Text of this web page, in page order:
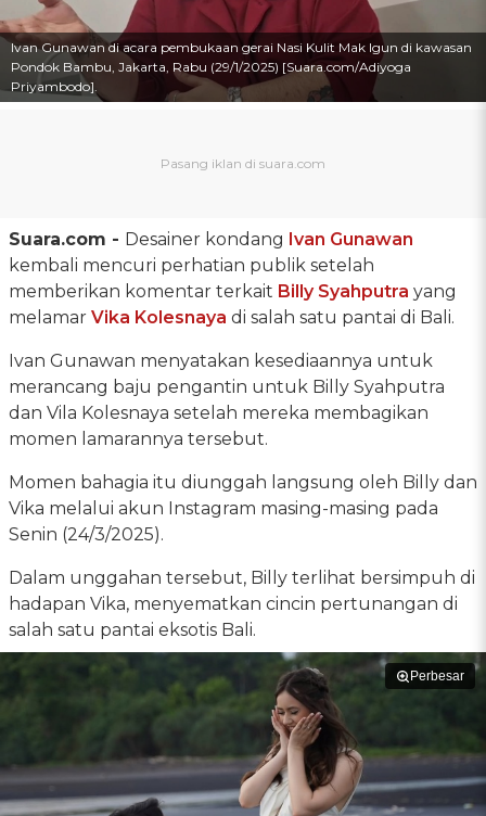
Ivan Gunawan di acara pembukaan gerai Nasi Kulit Mak Igun di kawasan
Pondok Bambu, Jakarta, Rabu (29/1/2025) [Suara.com/Adiyoga
Priyambodo].
Suara.com - Desainer kondang Ivan Gunawan
kembali mencuri perhatian publik setelah
memberikan komentar terkait Billy Syahputra yang
melamar Vika Kolesnaya di salah satu pantai di Bali.
Ivan Gunawan menyatakan kesediaannya untuk
merancang baju pengantin untuk Billy Syahputra
dan Vila Kolesnaya setelah mereka membagikan
momen lamarannya tersebut.
Momen bahagia itu diunggah langsung oleh Billy dan
Vika melalui akun Instagram masing-masing pada
Senin (24/3/2025).
Dalam unggahan tersebut, Billy terlihat bersimpuh di
hadapan Vika, menyematkan cincin pertunangan di
salah satu pantai eksotis Bali.
Perbesar